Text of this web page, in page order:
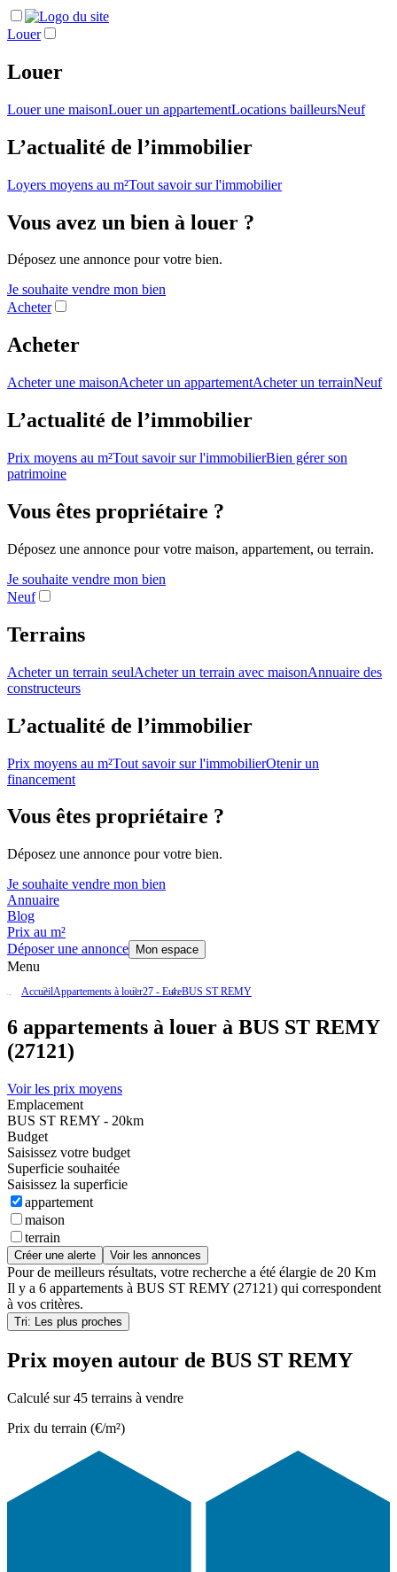
Louer
Louer
Louer une maisonLouer un appartementLocations bailleursNeuf
L’actualité de l’immobilier
Loyers moyens au m²Tout savoir sur l'immobilier
Vous avez un bien à louer ?
Déposez une annonce pour votre bien.
Je souhaite vendre mon bien
Acheter
Acheter
Acheter une maisonAcheter un appartementAcheter un terrainNeuf
L’actualité de l’immobilier
Prix moyens au m²Tout savoir sur l'immobilierBien gérer son
patrimoine
Vous êtes propriétaire ?
Déposez une annonce pour votre maison, appartement, ou terrain.
Je souhaite vendre mon bien
Neuf
Terrains
Acheter un terrain seulAcheter un terrain avec maisonAnnuaire des
constructeurs
L’actualité de l’immobilier
Prix moyens au m²Tout savoir sur l'immobilierOtenir un
financement
Vous êtes propriétaire ?
Déposez une annonce pour votre bien.
Je souhaite vendre mon bien
Annuaire
Blog
Prix au m²
Déposer une annonce
Mon espace
Menu
AccueilAppartements à louer27 - EureBUS ST REMY
6 appartements à louer à BUS ST REMY
(27121)
Voir les prix moyens
Emplacement
BUS ST REMY - 20km
Budget
Saisissez votre budget
Superficie souhaitée
Saisissez la superficie
appartement
maison
terrain
Créer une alerte Voir les annonces
Pour de meilleurs résultats, votre recherche a été élargie de 20 Km
Il y a 6 appartements à BUS ST REMY (27121) qui correspondent
à vos critères.
Tri: Les plus proches
Prix moyen autour de BUS ST REMY
Calculé sur 45 terrains à vendre
Prix du terrain (€/m²)